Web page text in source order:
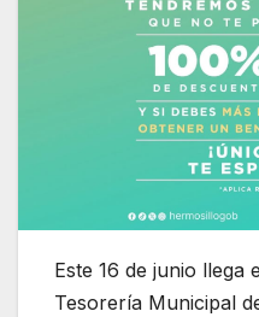
Este 16 de junio llega
Tesorería Municipal